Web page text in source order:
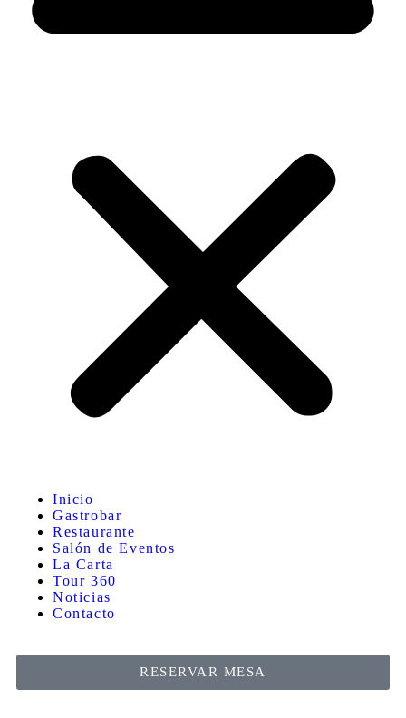
Inicio
Gastrobar
Restaurante
Salón de Eventos
La Carta
Tour 360
Noticias
Contacto
RESERVAR MESA